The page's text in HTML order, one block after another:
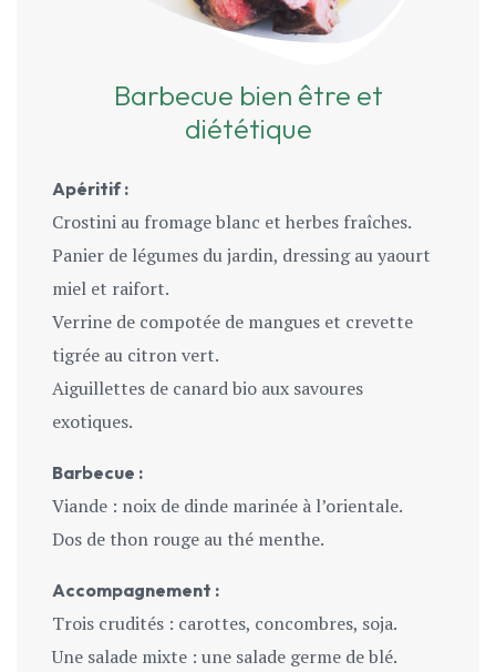
Barbecue bien être et
diététique
Apéritif :
Crostini au fromage blanc et herbes fraîches.
Panier de légumes du jardin, dressing au yaourt
miel et raifort.
Verrine de compotée de mangues et crevette
tigrée au citron vert.
Aiguillettes de canard bio aux savoures
exotiques.
Barbecue :
Viande : noix de dinde marinée à l’orientale.
Dos de thon rouge au thé menthe.
Accompagnement :
Trois crudités : carottes, concombres, soja.
Une salade mixte : une salade germe de blé.